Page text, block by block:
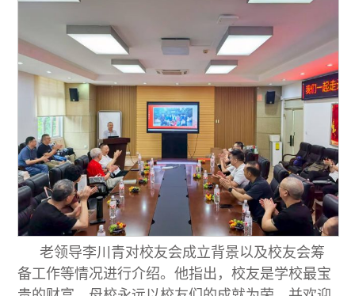
老领导李川青对校友会成立背景以及校友会筹
备工作等情况进行介绍。他指出，校友是学校最宝